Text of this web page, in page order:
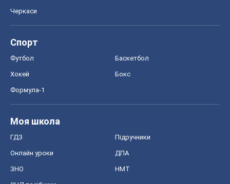
Черкаси
Спорт
Футбол Баскетбол
Хокей Бокс
Формула-1
Моя школа
ГДЗ Підручники
Онлайн уроки ДПА
ЗНО НМТ